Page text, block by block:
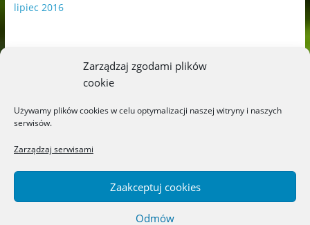
Zarządzaj zgodami plików
cookie
Używamy plików cookies w celu optymalizacji naszej witryny i naszych
serwisów.
Zarządzaj serwisami
Zaakceptuj cookies
Odmów
lipiec 2016